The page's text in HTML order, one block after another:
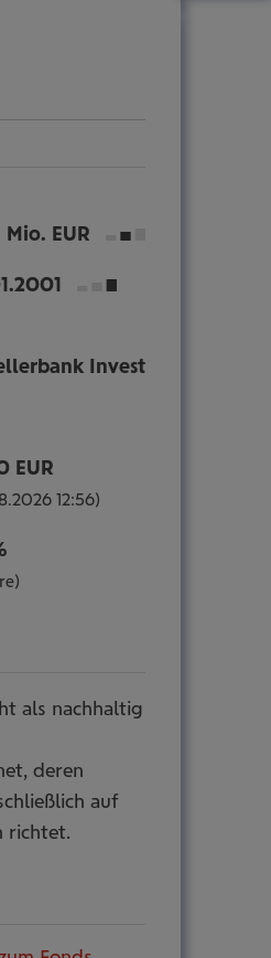
Mio. EUR
Invest
EUR
12:56)
als nachhaltig
deren
auf
richtet.